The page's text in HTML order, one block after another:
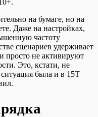
на бумаге, но на
Даже на настройках,
частоту
сценариев удерживает
просто не активируют
Это, кстати, не
была и в 15T